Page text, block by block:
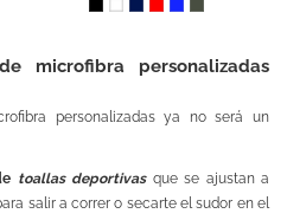
NegroBlanco
Marino
RojoAzul Royal
Plomo
microfibra personalizadas
personalizadas ya no será un
toallas deportivasque se ajustan a
salir a correr o secarte el sudor en el